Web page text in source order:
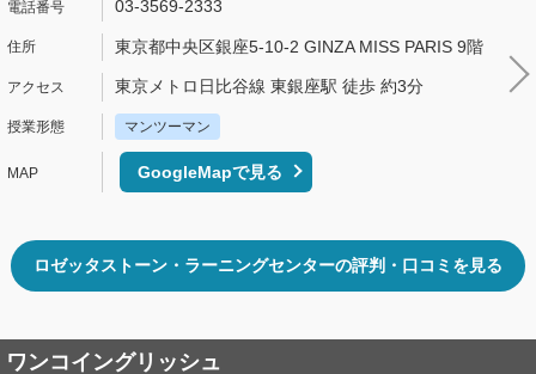
03-3569-2333
東京都中央区銀座5-10-2 GINZA MISS PARIS 9階
東京メトロ日比谷線 東銀座駅 徒歩 約3分
マンツーマン
GoogleMapで見る
ロゼッタストーン・ラーニングセンターの評判・口コミを見る
ワンコイングリッシュ